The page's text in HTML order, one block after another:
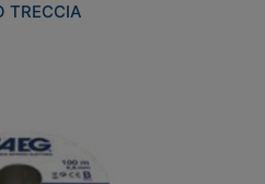
TRECCIA